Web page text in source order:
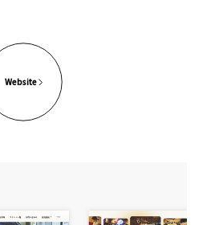
Website